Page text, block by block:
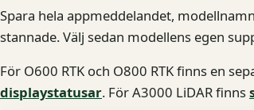
Spara hela appmeddelandet,
stannade. Välj sedan modellens egen
För O600 RTK och O800 RTK finns en
displaystatusar. För A3000 LiDAR finns